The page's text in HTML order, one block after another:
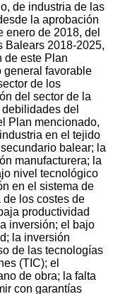
de industria de las
la aprobación
enero de 2018, del
Balears 2018-2025,
de este Plan
general favorable
de los
del sector de la
del
Plan mencionado,
en el tejido
balear; la
manufacturera; la
nivel tecnológico
en el sistema de
los costes de
productividad
inversión; el bajo
la inversión
de las tecnologías
(TIC); el
de obra; la falta
con garantías